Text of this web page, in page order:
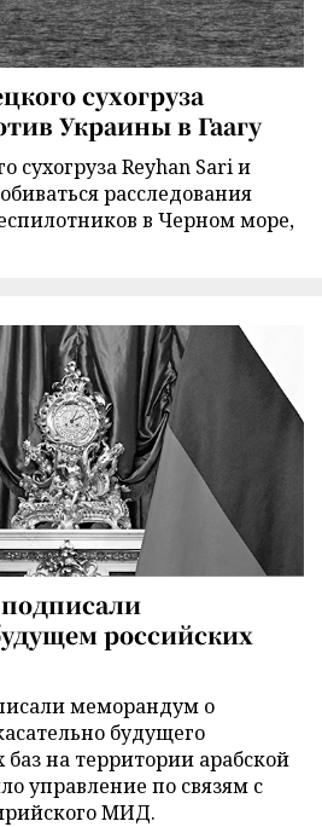
сухогруза
Украины в Гаагу
сухогруза Reyhan Sari и
расследования
в Черном море,
российских
меморандум о
будущего
на территории арабской
управление по связям с
МИД.